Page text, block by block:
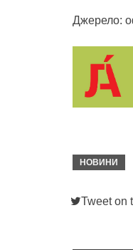
Джерело:
НОВИНИ
Tweet on